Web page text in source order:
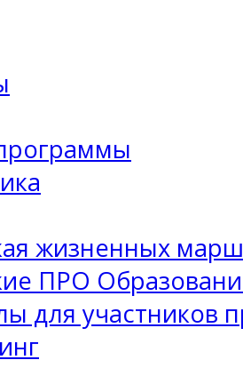
жизненных
ПРО
для участников